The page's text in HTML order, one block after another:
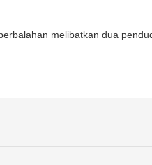
melibatkan dua